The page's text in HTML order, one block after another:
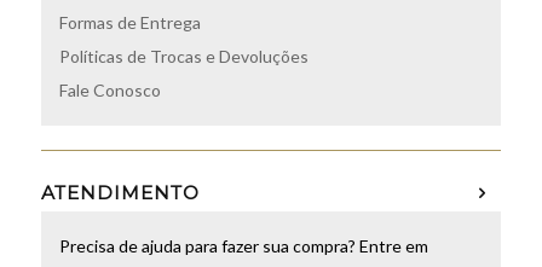
Formas de Entrega
Políticas de Trocas e Devoluções
Fale Conosco
ATENDIMENTO
Precisa de ajuda para fazer sua compra? Entre em